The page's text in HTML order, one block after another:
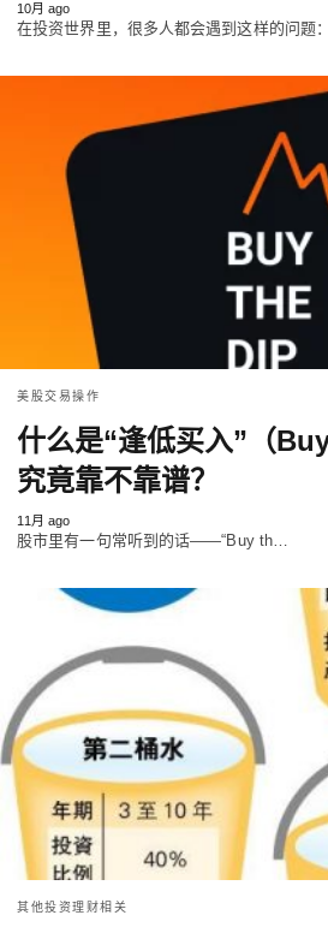
10月 ago
在投资世界里，很多人都会遇到这样的问题
美股交易操作
什么是“逢低买入”（
究竟靠不靠谱？
11月 ago
股市里有一句常听到的话——“Buy th…
其他投资理财相关